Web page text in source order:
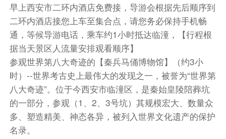
早上西安市二环内酒店免费接，导游会根据先后顺序到
二环内酒店接您上车至集合点，请您务必保持手机畅
通，等候导游电话，乘车约1小时抵达临潼，【行程根
据当天景区人流量安排观看顺序】
参观世界第八大奇迹的【秦兵马俑博物馆】（约3小
时）--世界考古史上最伟大的发现之一，被誉为“世界第
八大奇迹”。位于今西安市临潼区，是秦始皇陵陪葬坑
的一部分，参观（1、2、3号坑）其规模宏大、数量众
多、塑造精美、神态各异，被列入世界文化遗产的保护
名录。